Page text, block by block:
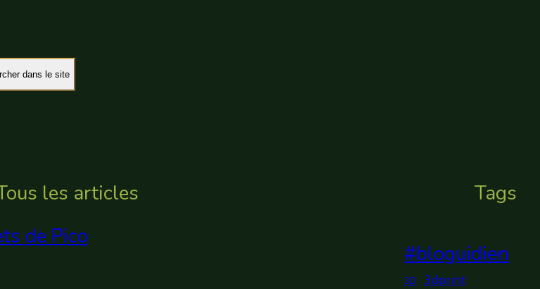
dans le site
les articles
de Pico
Tags
#bloguidien
3D 3dprint